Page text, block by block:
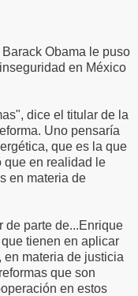
Obama le puso
en México
dice el titular de la
Uno pensaría
que es la que
que en realidad le
en materia de
de parte de...Enrique
tienen en aplicar
en materia de justicia
que son
en estos